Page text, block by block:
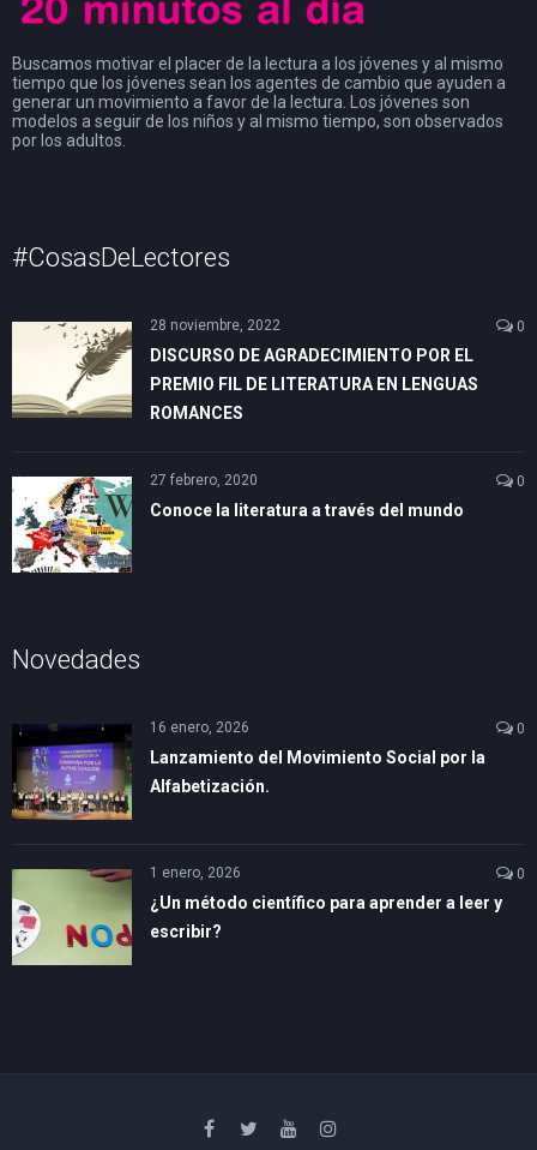
Buscamos motivar el placer de la lectura a los jóvenes y al mismo
tiempo que los jóvenes sean los agentes de cambio que ayuden a
generar un movimiento a favor de la lectura. Los jóvenes son
modelos a seguir de los niños y al mismo tiempo, son observados
por los adultos.
#CosasDeLectores
28 noviembre, 2022 0
DISCURSO DE AGRADECIMIENTO POR EL
PREMIO FIL DE LITERATURA EN LENGUAS
ROMANCES
27 febrero, 2020 0
Conoce la literatura a través del mundo
Novedades
16 enero, 2026 0
Lanzamiento del Movimiento Social por la
Alfabetización.
1 enero, 2026 0
¿Un método científico para aprender a leer y
escribir?